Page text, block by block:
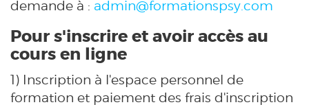
demande à : admin@formationspsy.com
Pour s'inscrire et avoir accès au
cours en ligne
1) Inscription à l'espace personnel de
formation et paiement des frais d'inscription